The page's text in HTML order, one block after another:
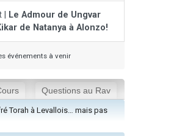
Le Admour de Ungvar
de Natanya à Alonzo!
événements à venir
Questions au Rav
Torah à Levallois… mais pas